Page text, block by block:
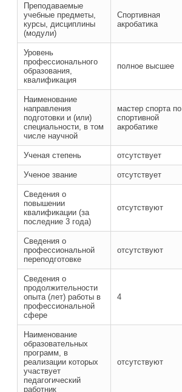
Преподаваемые
учебные предметы,
курсы, дисциплины
(модули)
Спортивная
акробатика
Уровень
профессионального
образования,
квалификация
полное высшее
Наименование
направления
подготовки и (или)
специальности, в том
числе научной
мастер спорта по
спортивной
акробатике
Ученая степень отсутствует
Ученое звание отсутствует
Сведения о
повышении
квалификации (за
последние 3 года)
отсутствуют
Сведения о
профессиональной
переподготовке
отсутствуют
Сведения о
продолжительности
опыта (лет) работы в
профессиональной
сфере
4
Наименование
образовательных
программ, в
реализации которых
участвует
педагогический
работник
отсутствуют